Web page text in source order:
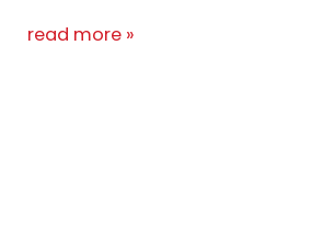
radfahrna:um
read more »